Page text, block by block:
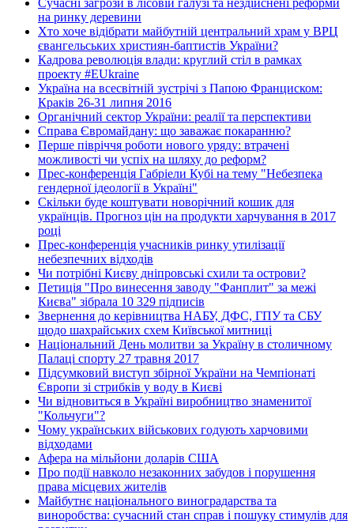
на ринку деревини
Хто хоче відібрати майбутній центральний храм у ВРЦ
євангельських християн-баптистів України?
Кадрова революція влади: круглий стіл в рамках
проекту #EUkraine
Україна на всесвітній зустрічі з Папою Франциском:
Краків 26-31 липня 2016
Органічний сектор України: реалії та перспективи
Справа Євромайдану: що заважає покаранню?
Перше півріччя роботи нового уряду: втрачені
можливості чи успіх на шляху до реформ?
Прес-конференція Габріели Кубі на тему "Небезпека
гендерної ідеології в Україні"
Скільки буде коштувати новорічний кошик для
українців. Прогноз цін на продукти харчування в 2017
році
Прес-конференція учасників ринку утилізації
небезпечних відходів
Чи потрібні Києву дніпровські схили та острови?
Петиція "Про винесення заводу "Фанплит" за межі
Києва" зібрала 10 329 підписів
Звернення до керівництва НАБУ, ДФС, ГПУ та СБУ
щодо шахрайських схем Київської митниці
Національний День молитви за Україну в столичному
Палаці спорту 27 травня 2017
Підсумковий виступ збірної України на Чемпіонаті
Європи зі стрибків у воду в Києві
Чи відновиться в Україні виробництво знаменитої
"Кольчуги"?
Чому українських військових годують харчовими
відходами
Афера на мільйони доларів США
Про події навколо незаконних забудов і порушення
права місцевих жителів
Майбутнє національного виноградарства та
виноробства: сучасний стан справ і пошуку стимулів для